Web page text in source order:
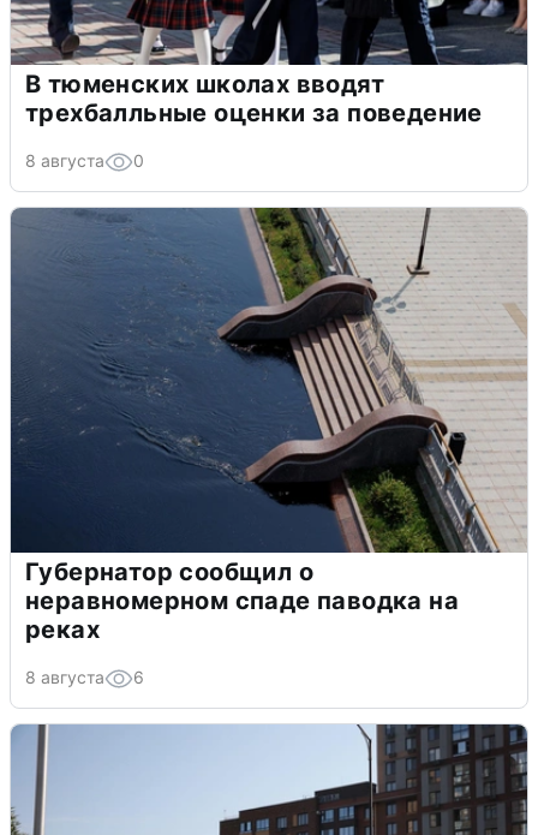
В тюменских школах вводят
трехбалльные оценки за поведение
8 августа 0
Губернатор сообщил о
неравномерном спаде паводка на
реках
8 августа 6